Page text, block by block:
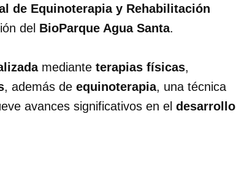
de Equinoterapia y Rehabilitación
del BioParque Agua Santa.
mediante terapias físicas,
, además de equinoterapia, una técnica
avances significativos en el desarrollo